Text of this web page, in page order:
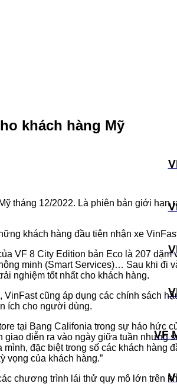
VF
khách hàng Mỹ
tháng 12/2022. Là phiên bản giới
VF 8 City Edition bản Eco là 207
minh (Smart Services)… Sau khi
nghiệm tốt nhất cho khách hàng.
VinFast cũng áp dụng các chính sách
ích cho người dùng.
tại Bang Califonia trong sự háo hức
giao diễn ra vào ngày giữa tuần
đặc biệt trong số các khách
vọng của khách hàng.”
chương trình lái thử quy mô lớn trên